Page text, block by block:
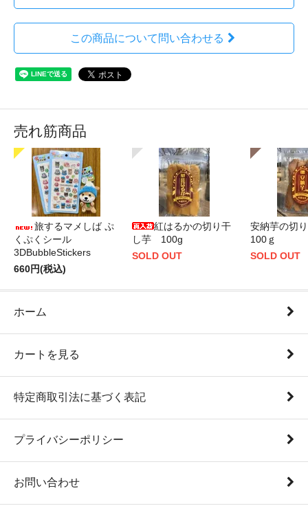
この商品について問い合わせる
売れ筋商品
旅するマメしば ぷ
くぷくシール
3DBubbleStickers
660円(税込)
紅はるかの切り干
し芋 100g
SOLD OUT
安納芋の切
100ｇ
SOLD OUT
ホーム
カートを見る
特定商取引法に基づく表記
プライバシーポリシー
お問い合わせ